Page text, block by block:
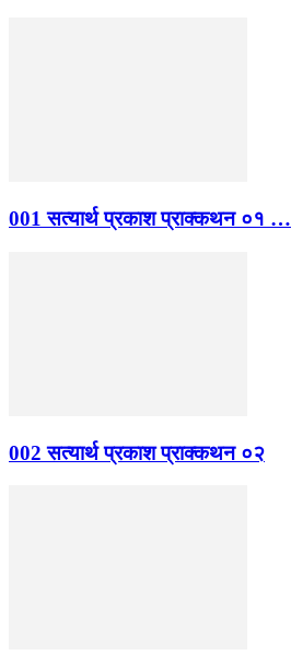
001 सत्यार्थ प्रकाश प्राक्कथन ०१ …
002 सत्यार्थ प्रकाश प्राक्कथन ०२